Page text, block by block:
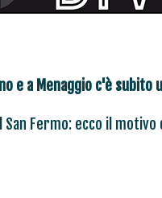
e a Menaggio c'è subito
San Fermo: ecco il motivo